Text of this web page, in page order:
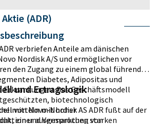
(ADR)
verbriefen Anteile am dänischen
Nordisk A/S und ermöglichen vor
den Zugang zu einem global führenden
Diabetes, Adipositas und
Das Geschäftsmodell
biotechnologisch
mit hoher
einer ausgesprochen starken
und Ertragslogik
von Novo-Nordisk AS ADR fußt auf der
und Vermarktung von